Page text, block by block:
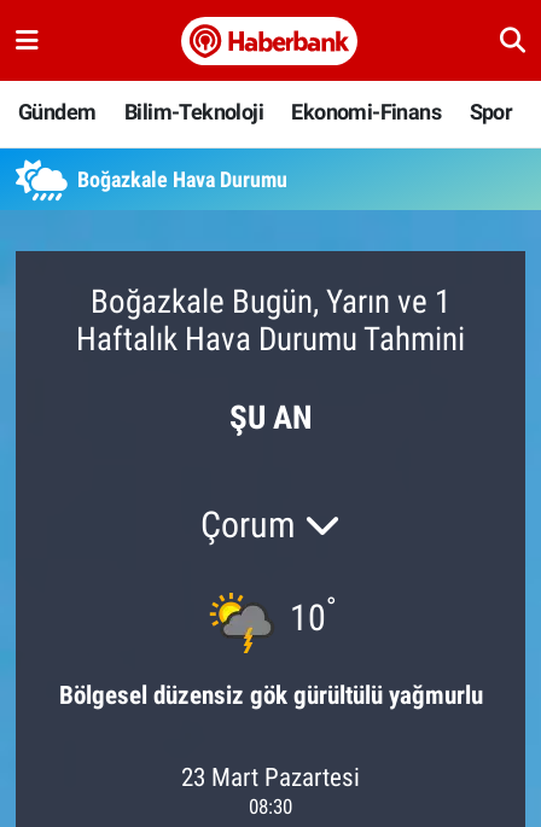
Gündem Bilim-Teknoloji Ekonomi-Finans Spor
Boğazkale Hava Durumu
Boğazkale Bugün, Yarın ve 1
Haftalık Hava Durumu Tahmini
ŞU AN
Çorum
10°
Bölgesel düzensiz gök gürültülü yağmurlu
23 Mart Pazartesi
08:30
Bilim-Teknoloji
Ekonomi-Finans
Yaşam
Hava Durumu
Namaz Vakitleri
Süper Lig Puan Durumu ve Fikstür